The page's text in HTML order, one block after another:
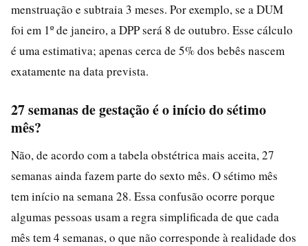
menstruação e subtraia 3 meses. Por exemplo, se a DUM
foi em 1º de janeiro, a DPP será 8 de outubro. Esse cálculo
é uma estimativa; apenas cerca de 5% dos bebês nascem
exatamente na data prevista.
27 semanas de gestação é o início do sétimo
mês?
Não, de acordo com a tabela obstétrica mais aceita, 27
semanas ainda fazem parte do sexto mês. O sétimo mês
tem início na semana 28. Essa confusão ocorre porque
algumas pessoas usam a regra simplificada de que cada
mês tem 4 semanas, o que não corresponde à realidade dos